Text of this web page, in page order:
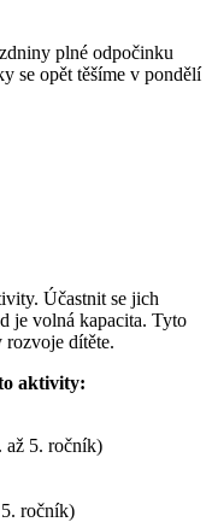
plné odpočinku
se opět těšíme v pondělí
Účastnit se jich
je volná kapacita. Tyto
dítěte.
aktivity:
až 5. ročník)
ročník)